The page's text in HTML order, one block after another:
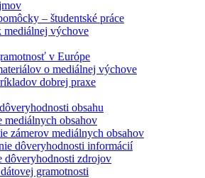
– študentské práce
mediálnej výchove
v Európe
o mediálnej výchove
dobrej praxe
obsahu
mediálnych obsahov
zámerov mediálnych obsahov
dôveryhodnosti informácií
dôveryhodnosti zdrojov
gramotnosti